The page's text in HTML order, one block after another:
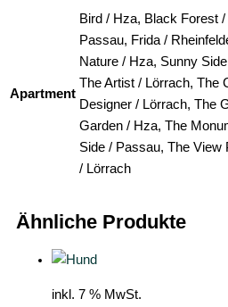
Apartment
Bird / Hza, Black Forest
Passau, Frida /
Nature / Hza, Sunny
The Artist / Lörrach, The
Designer / Lörrach, The
Garden / Hza, The
Side / Passau, The View
/ Lörrach
Ähnliche Produkte
inkl. 7 % MwSt.